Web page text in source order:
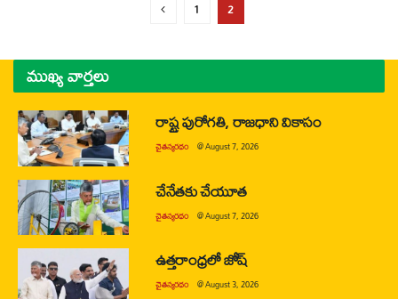
1 2
ముఖ్య వార్తలు
రాష్ట్ర పురోగతి, రాజధాని వికాసం
చైతన్యరధం @August 7, 2026
చేనేతకు చేయూత
చైతన్యరధం @August 7, 2026
ఉత్తరాంధ్రలో జోష్
చైతన్యరధం @August 3, 2026